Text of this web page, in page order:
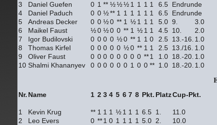
3
Daniel Guefen 0 1 ** ½½½1 1 1 1 6.5 Endrunde
4
Daniel Paduch 0 0 ½** 1 1 1 1 1 1 6.5 Endrunde
5
Andreas Decker 0 0 ½0 ** 1 ½1 1 1 5.0 9.
3.0
6
Maikel Faust ½0 ½0 0 ** 1 ½1 1 4.5 10.
2.0
7
Igor Budilovski 0 0 0 0 ½0 ** 1 1 0 2.5 13.-16. 1.0
8
Thomas Kirfel 0 0 0 0 0 ½0 ** 1 1 2.5 13./16. 1.0
9
Oliver Faust 0 0 0 0 0 0 0 0 **1 1.0 18.-20. 1.0
10 Shalmi Khananyev 0 0 0 0 0 0 1 0 0 ** 1.0 18.-20. 1.0
Nr. Name 1 2 3 4 5 6 7 8 Pkt. PlatzCup-Pkt.
1 Kevin Krug ** 1 1 1 ½1 1 1 6.5 1.
11.0
2
Leo Evers 0 **1 0 1 1 1 1 5.0 2.
10.0